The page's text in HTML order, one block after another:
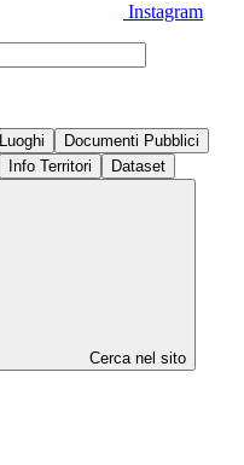
Instagram
Luoghi
Documenti Pubblici
Info Territori Dataset
Cerca nel sito